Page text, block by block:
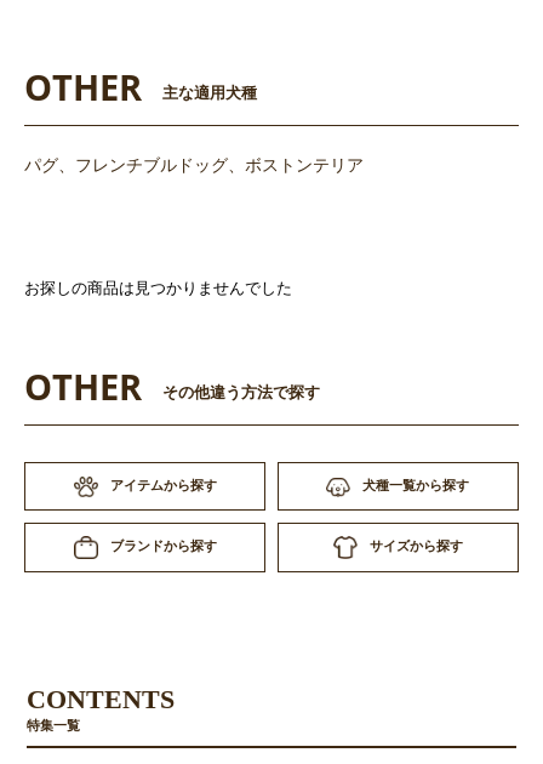
OTHER 主な適用犬種
パグ、フレンチブルドッグ、ボストンテリア
お探しの商品は見つかりませんでした
OTHER その他違う方法で探す
アイテムから探す 犬種一覧から探す
ブランドから探す サイズから探す
CONTENTS
特集一覧